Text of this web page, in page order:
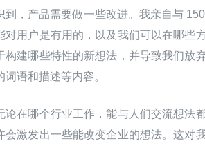
到，产品需要做一些改进。我亲自与
对用户是有用的，以及我们可以在哪些
构建哪些特性的新想法，并导致我们放
词语和描述等内容。
论在哪个行业工作，能与人们交流想法
会激发出一些能改变企业的想法。这对